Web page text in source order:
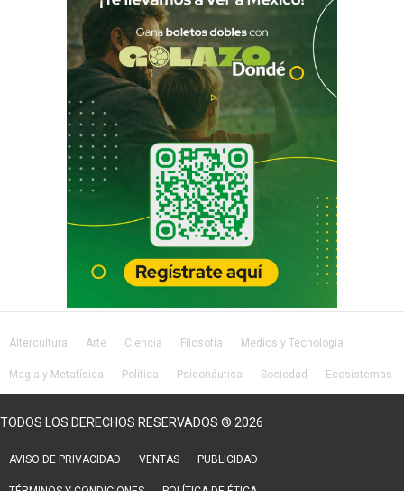
Altercultura Arte Ciencia Filosofía Medios y Tecnología
Magia y Metafísica Política Psiconáutica Sociedad Ecosistemas
TODOS LOS DERECHOS RESERVADOS ® 2026
AVISO DE PRIVACIDAD VENTAS PUBLICIDAD